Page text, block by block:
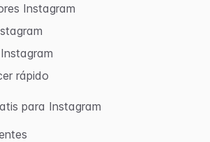
Instagram
rápido
para Instagram